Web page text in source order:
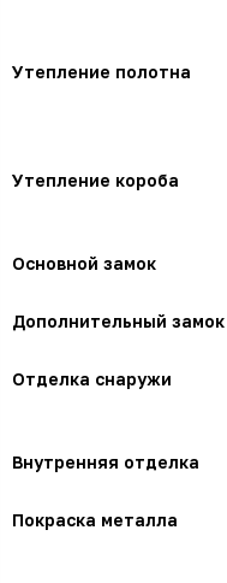
Утепление полотна
Утепление короба
Основной замок
Дополнительный замок
Отделка снаружи
Внутренняя отделка
Покраска металла